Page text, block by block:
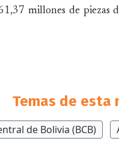
millones de piezas
Temas de esta
de Bolivia (BCB)